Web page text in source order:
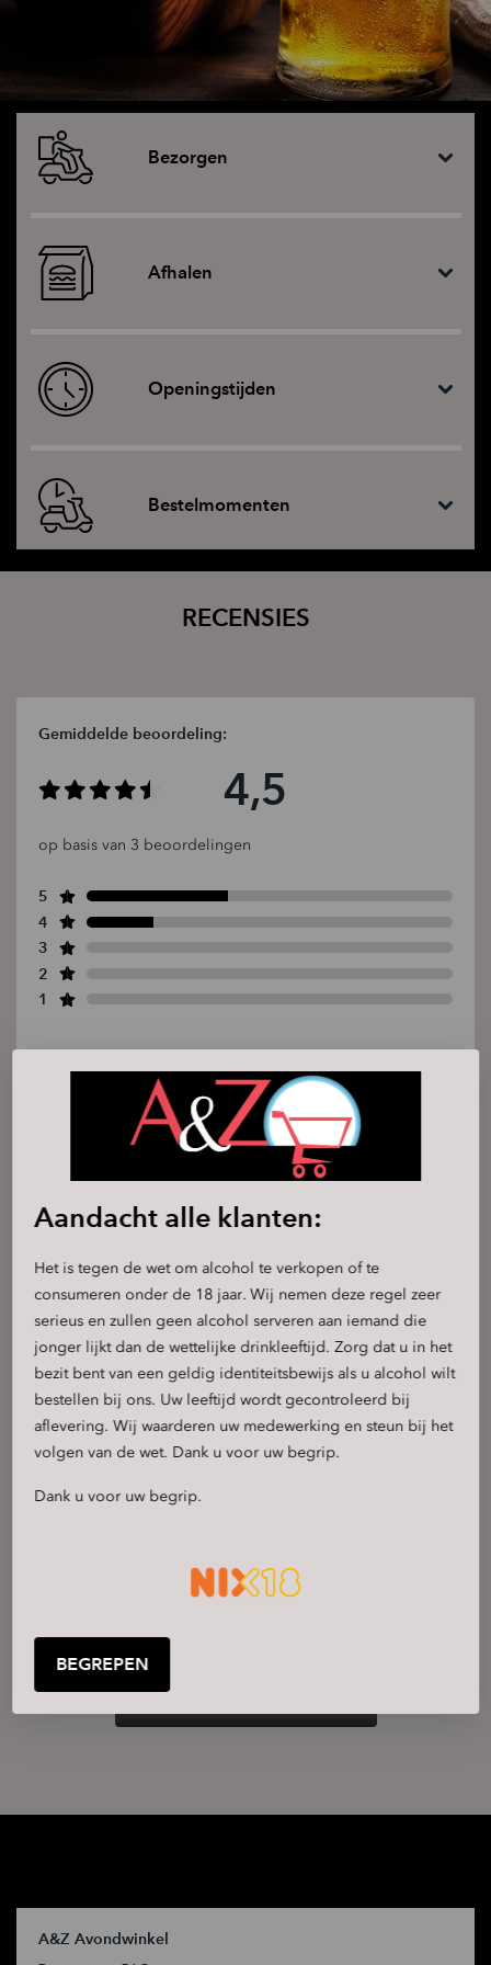
Aandacht alle klanten:
Het is tegen de wet om alcohol te verkopen of te
consumeren onder de 18 jaar. Wij nemen deze regel zeer
serieus en zullen geen alcohol serveren aan iemand die
jonger lijkt dan de wettelijke drinkleeftijd. Zorg dat u in het
bezit bent van een geldig identiteitsbewijs als u alcohol wilt
bestellen bij ons. Uw leeftijd wordt gecontroleerd bij
aflevering. Wij waarderen uw medewerking en steun bij het
volgen van de wet. Dank u voor uw begrip.
Dank u voor uw begrip.
BEGREPEN
Bezorgen
Afhalen
Openingstijden
Bestelmomenten
RECENSIES
Gemiddelde beoordeling:
4,5
op basis van 3 beoordelingen
5
4
3
2
1
12 April 2026
Manolya -24 Januari 2026
Perfect
A&Z Avondwinkel